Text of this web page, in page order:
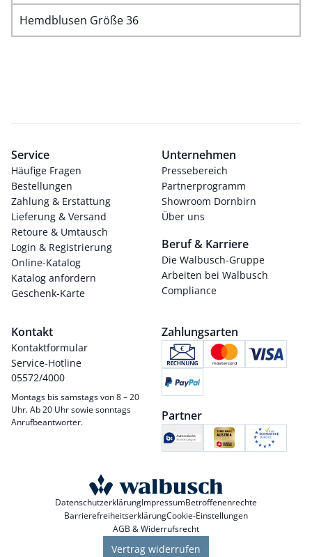
Hemdblusen Größe 36
Service
Häufige Fragen
Bestellungen
Zahlung & Erstattung
Lieferung & Versand
Retoure & Umtausch
Login & Registrierung
Online-Katalog
Katalog anfordern
Geschenk-Karte
Unternehmen
Pressebereich
Partnerprogramm
Showroom Dornbirn
Über uns
Beruf & Karriere
Die Walbusch-Gruppe
Arbeiten bei Walbusch
Compliance
Kontakt
Kontaktformular
Service-Hotline
05572/4000
Montags bis samstags von 8 – 20
Uhr. Ab 20 Uhr sowie sonntags
Anrufbeantworter.
Zahlungsarten
Partner
DatenschutzerklärungImpressumBetroffenenrechte
BarrierefreiheitserklärungCookie-Einstellungen
AGB & Widerrufsrecht
Vertrag widerrufen